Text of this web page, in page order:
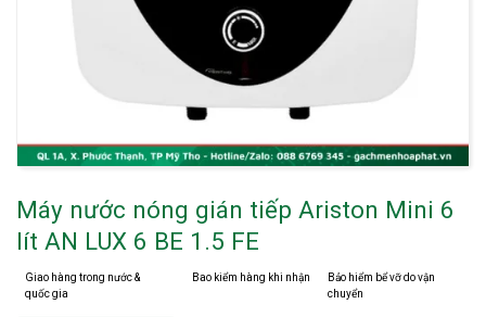
Máy nước nóng gián tiếp Ariston Mini 6
lít AN LUX 6 BE 1.5 FE
Giao hàng trong nước &
quốc gia
Bao kiểm hàng khi nhận
Bảo hiểm bể vỡ do vận
chuyển